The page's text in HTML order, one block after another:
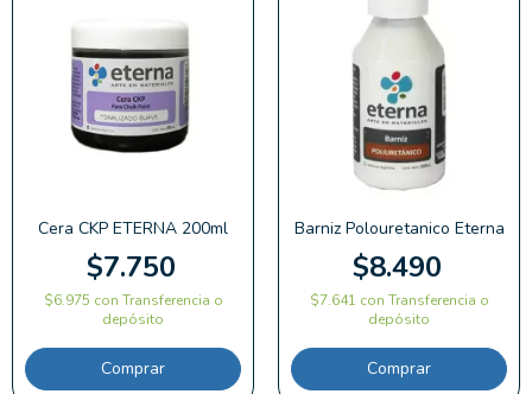
Cera CKP ETERNA 200ml
$7.750
$6.975 con Transferencia o
depósito
Comprar
Barniz Polouretanico Eterna
$8.490
$7.641 con Transferencia o
depósito
Comprar